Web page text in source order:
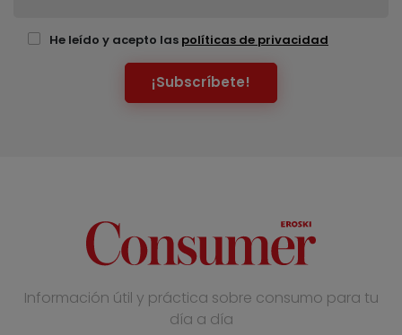
He leído y acepto las políticas de privacidad
¡Subscríbete!
Información útil y práctica sobre consumo para tu
día a día